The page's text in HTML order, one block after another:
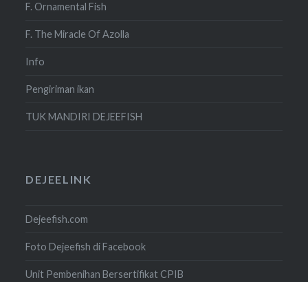
F. Ornamental Fish
F. The Miracle Of Azolla
Info
Pengiriman ikan
TUK MANDIRI DEJEEFISH
DEJEELINK
Dejeefish.com
Foto Dejeefish di Facebook
Unit Pembenihan Bersertifikat CPIB